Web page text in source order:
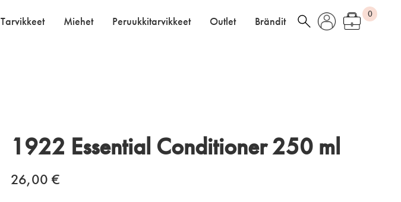
Tarvikkeet Miehet Peruukkitarvikkeet Outlet Brändit
0
1922 Essential Conditioner 250 ml
26,00 €